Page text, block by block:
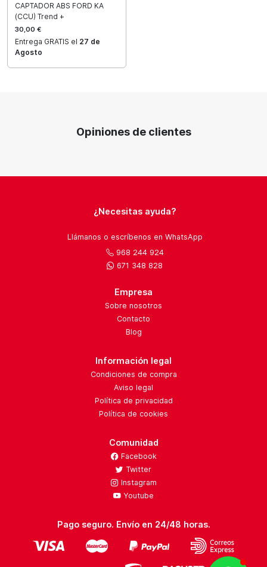
CAPTADOR ABS FORD KA
(CCU) Trend +
30,00 €
Entrega GRATIS el 27 de
Agosto
Opiniones de clientes
¿Necesitas ayuda?
Llámanos o escríbenos en WhatsApp
968 244 924
671 348 828
Empresa
Sobre nosotros
Contacto
Blog
Información legal
Condiciones de compra
Aviso legal
Política de privacidad
Política de cookies
Comunidad
Facebook
Twitter
Instagram
Youtube
Pago seguro. Envío en 24/48 horas.